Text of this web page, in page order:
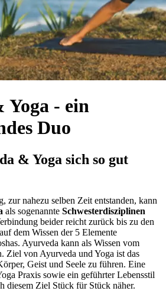
Yoga - ein
Duo
& Yoga sich so gut
zur nahezu selben Zeit entstanden, kann
als sogenannte Schwesterdisziplinen
beider reicht zurück bis zu den
dem Wissen der 5 Elemente
Ayurveda kann als Wissen vom
Ziel von Ayurveda und Yoga ist das
Geist und Seele zu führen. Eine
Praxis sowie ein geführter Lebensstil
diesem Ziel Stück für Stück näher.